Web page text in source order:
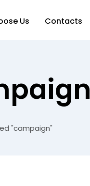
Us Contacts
"campaign"